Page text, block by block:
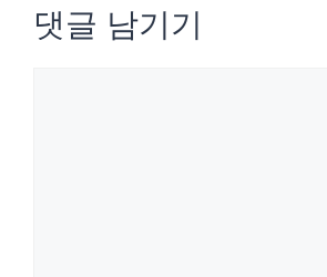
댓글 남기기